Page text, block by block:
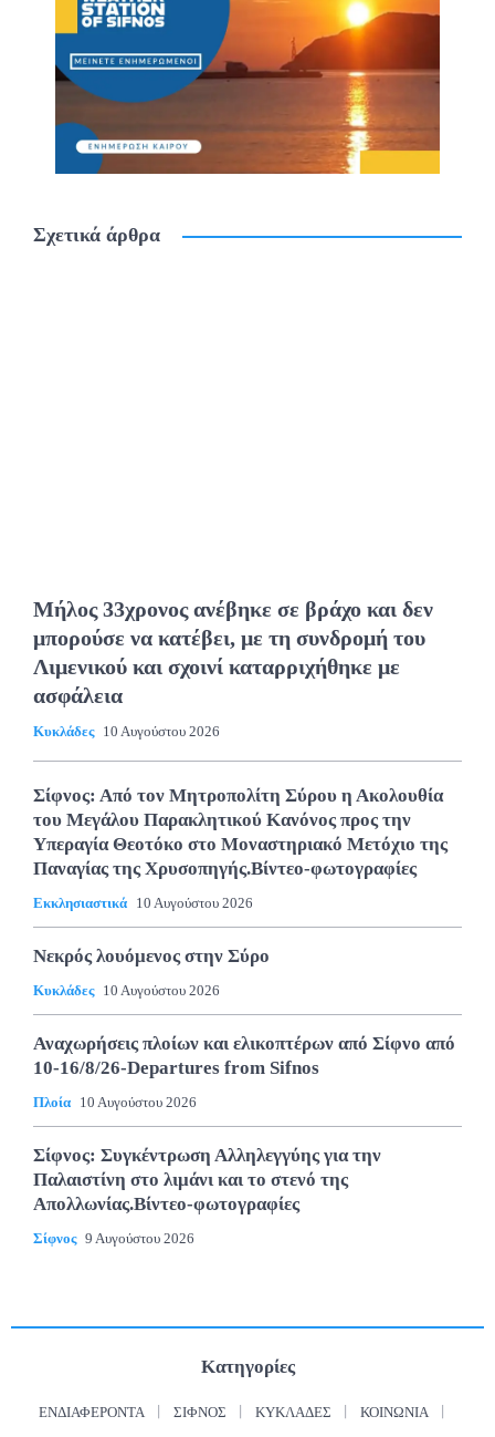
Σχετικά άρθρα
Μήλος 33χρονος ανέβηκε σε βράχο και δεν
μπορούσε να κατέβει, με τη συνδρομή του
Λιμενικού και σχοινί καταρριχήθηκε με
ασφάλεια
Κυκλάδες 10 Αυγούστου 2026
Σίφνος: Από τον Μητροπολίτη Σύρου η Ακολουθία
του Μεγάλου Παρακλητικού Κανόνος προς την
Υπεραγία Θεοτόκο στο Μοναστηριακό Μετόχιο της
Παναγίας της Χρυσοπηγής.Βίντεο-φωτογραφίες
Εκκλησιαστικά 10 Αυγούστου 2026
Νεκρός λουόμενος στην Σύρο
Κυκλάδες 10 Αυγούστου 2026
Αναχωρήσεις πλοίων και ελικοπτέρων από Σίφνο από
10-16/8/26-Departures from Sifnos
Πλοία 10 Αυγούστου 2026
Σίφνος: Συγκέντρωση Αλληλεγγύης για την
Παλαιστίνη στο λιμάνι και το στενό της
Απολλωνίας.Βίντεο-φωτογραφίες
Σίφνος 9 Αυγούστου 2026
Κατηγορίες
ΕΝΔΙΑΦΈΡΟΝΤΑ ΣΊΦΝΟΣ ΚΥΚΛΆΔΕΣ ΚΟΙΝΩΝΊΑ